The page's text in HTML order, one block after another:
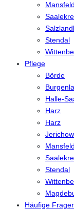
Stendal
Pflege
Börde
Halle-
Harz
Harz
Stendal
Häufige